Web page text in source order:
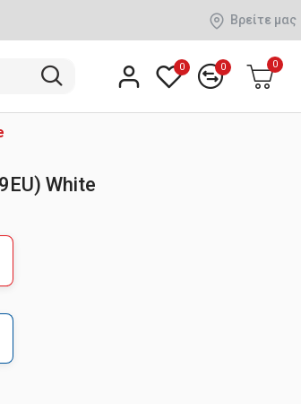
Βρείτε μας
0 0 0
White